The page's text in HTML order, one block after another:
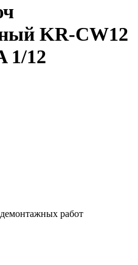
KR-CW12
1/12
работ